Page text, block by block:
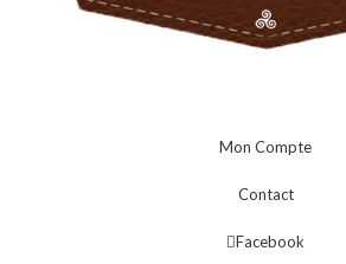
Mon Compte
Contact
Facebook